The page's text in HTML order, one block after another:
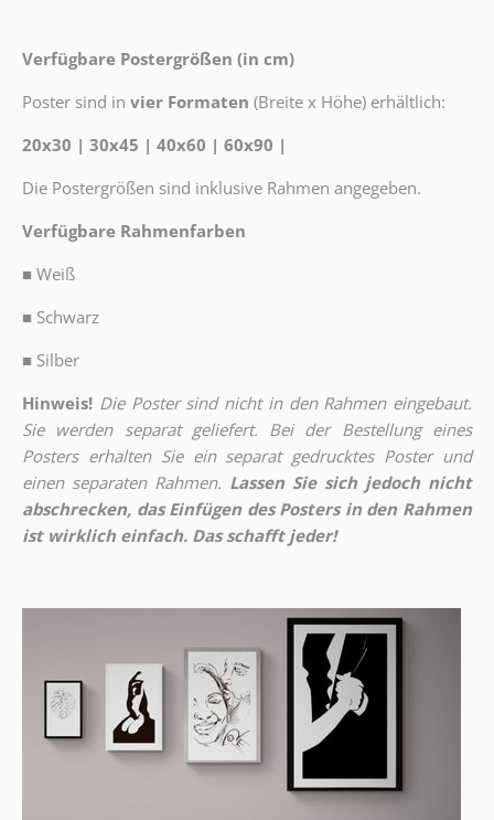
Verfügbare Postergrößen (in cm)
Poster sind in vier Formaten (Breite x Höhe) erhältlich:
20x30 | 30x45 | 40x60 | 60x90 |
Die Postergrößen sind inklusive Rahmen angegeben.
Verfügbare Rahmenfarben
■ Weiß
■ Schwarz
■ Silber
Hinweis! Die Poster sind nicht in den Rahmen eingebaut.
Sie werden separat geliefert. Bei der Bestellung eines
Posters erhalten Sie ein separat gedrucktes Poster und
einen separaten Rahmen. Lassen Sie sich jedoch nicht
abschrecken, das Einfügen des Posters in den Rahmen
ist wirklich einfach. Das schafft jeder!